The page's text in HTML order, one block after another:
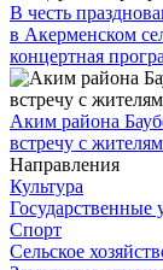
В честь
в Акерменском
концертная
Аким района
встречу с
Направления
Культура
Государственные
Спорт
Сельское